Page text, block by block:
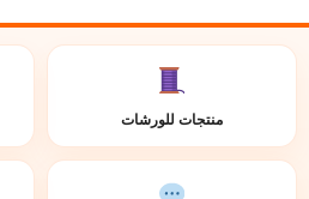
منتجات للورشات